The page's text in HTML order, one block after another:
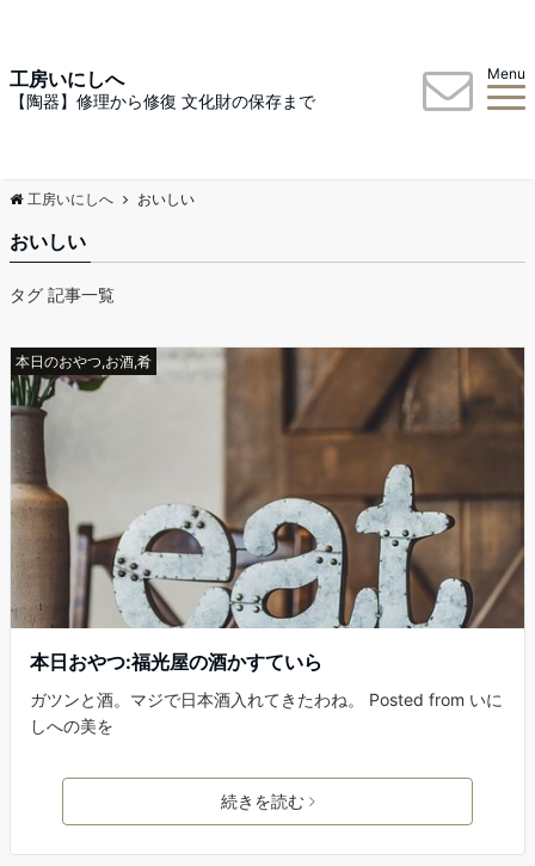
工房いにしへ
【陶器】修理から修復 文化財の保存まで
Menu
工房いにしへ おいしい
おいしい
タグ 記事一覧
本日のおやつ,お酒,肴
本日おやつ:福光屋の酒かすていら
ガツンと酒。マジで日本酒入れてきたわね。 Posted from いに
しへの美を
続きを読む